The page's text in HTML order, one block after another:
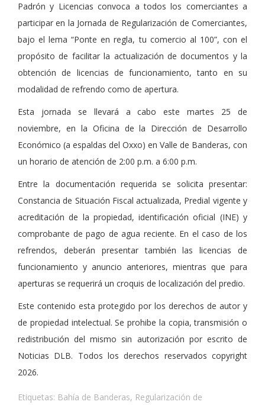
Padrón y Licencias convoca a todos los comerciantes a
participar en la Jornada de Regularización de Comerciantes,
bajo el lema “Ponte en regla, tu comercio al 100”, con el
propósito de facilitar la actualización de documentos y la
obtención de licencias de funcionamiento, tanto en su
modalidad de refrendo como de apertura.
Esta jornada se llevará a cabo este martes 25 de
noviembre, en la Oficina de la Dirección de Desarrollo
Económico (a espaldas del Oxxo) en Valle de Banderas, con
un horario de atención de 2:00 p.m. a 6:00 p.m.
Entre la documentación requerida se solicita presentar:
Constancia de Situación Fiscal actualizada, Predial vigente y
acreditación de la propiedad, identificación oficial (INE) y
comprobante de pago de agua reciente. En el caso de los
refrendos, deberán presentar también las licencias de
funcionamiento y anuncio anteriores, mientras que para
aperturas se requerirá un croquis de localización del predio.
Este contenido esta protegido por los derechos de autor y
de propiedad intelectual. Se prohibe la copia, transmisión o
redistribución del mismo sin autorización por escrito de
Noticias DLB. Todos los derechos reservados copyright
2026.
Etiquetas: Bahía de Banderas, Regularización de